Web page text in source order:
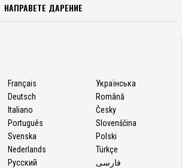
НАПРАВЕТЕ ДАРЕНИЕ
Français
Deutsch
Italiano
Português
Svenska
Nederlands
Русский
Українська
Română
Česky
Slovenščina
Polski
Türkçe
فارسی